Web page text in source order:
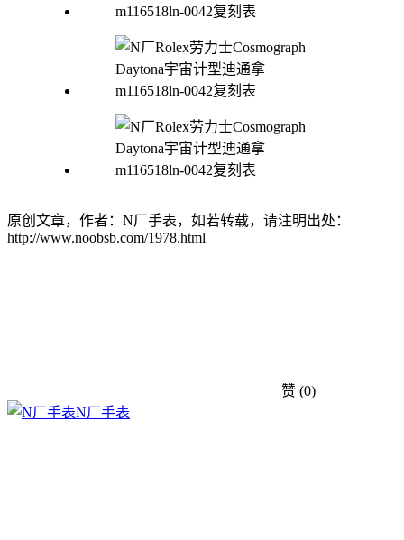
原创文章，作者：N厂手表，如若转载，请注明出处：
http://www.noobsb.com/1978.html
赞 (0)
N厂手表